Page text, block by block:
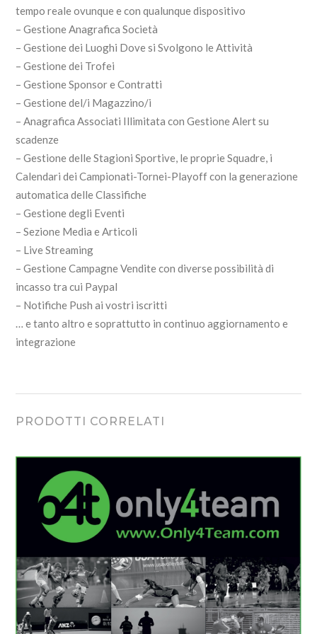
tempo reale ovunque e con qualunque dispositivo
– Gestione Anagrafica Società
– Gestione dei Luoghi Dove si Svolgono le Attività
– Gestione dei Trofei
– Gestione Sponsor e Contratti
– Gestione del/i Magazzino/i
– Anagrafica Associati Illimitata con Gestione Alert su
scadenze
– Gestione delle Stagioni Sportive, le proprie Squadre, i
Calendari dei Campionati-Tornei-Playoff con la generazione
automatica delle Classifiche
– Gestione degli Eventi
– Sezione Media e Articoli
– Live Streaming
– Gestione Campagne Vendite con diverse possibilità di
incasso tra cui Paypal
– Notifiche Push ai vostri iscritti
… e tanto altro e soprattutto in continuo aggiornamento e
integrazione
PRODOTTI CORRELATI